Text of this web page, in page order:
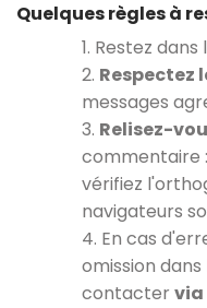
Quelques règles à
1. Restez
2. Respectez
messages
3. Relisez-
commentaire
vérifiez
navigateurs
4. En cas
omission
contacter via